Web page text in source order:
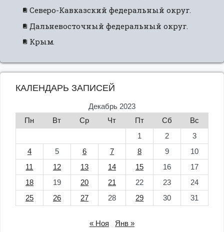
Северо-Кавказский федеральный округ.
Дальневосточный федеральный округ.
Крым.
КАЛЕНДАРЬ ЗАПИСЕЙ
Декабрь 2023
Пн
Вт Ср Чт Пт Сб
Вс
1
2
3
4
5 6 7 8 9
10
11
12 13 14 15 16
17
18
19 20 21 22 23
24
25
26 27 28 29 30 31
« Ноя Янв »